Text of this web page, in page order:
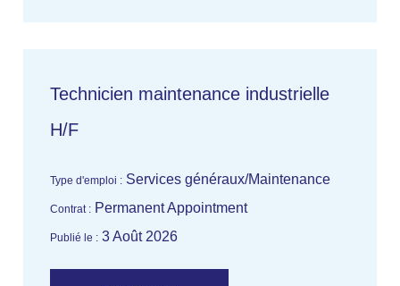
Technicien maintenance industrielle
H/F
Type d'emploi : Services généraux/Maintenance
Contrat : Permanent Appointment
Publié le : 3 Août 2026